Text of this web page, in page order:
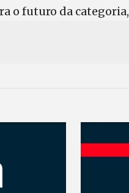
o futuro da categoria,